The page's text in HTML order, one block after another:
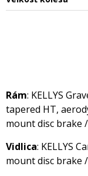
Rám: KELLYS
tapered HT,
mount disc brake
Vidlica: KELLYS
mount disc brake